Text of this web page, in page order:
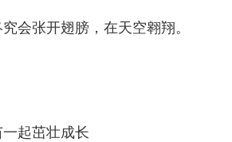
会张开翅膀，在天空翱翔。
起茁壮成长